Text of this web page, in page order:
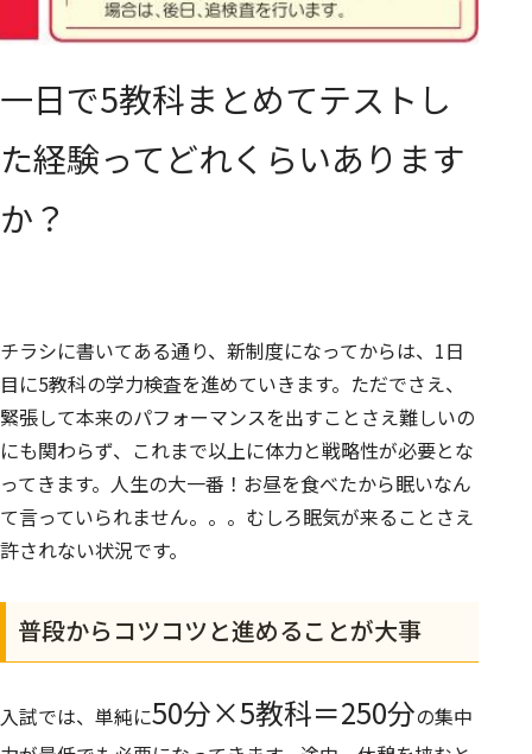
一日で5教科まとめてテストし
た経験ってどれくらいあります
か？
チラシに書いてある通り、新制度になってからは、1日
目に5教科の学力検査を進めていきます。ただでさえ、
緊張して本来のパフォーマンスを出すことさえ難しいの
にも関わらず、これまで以上に体力と戦略性が必要とな
ってきます。人生の大一番！お昼を食べたから眠いなん
て言っていられません。。。むしろ眠気が来ることさえ
許されない状況です。
普段からコツコツと進めることが大事
入試では、単純に50分×5教科＝250分の集中